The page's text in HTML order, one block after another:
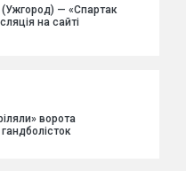
(Ужгород) — «Спартак
на сайті
ворота